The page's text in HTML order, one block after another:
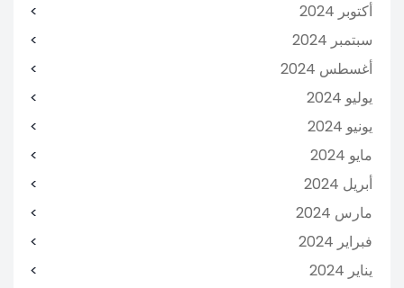
أكتوبر 2024
سبتمبر 2024
أغسطس 2024
يوليو 2024
يونيو 2024
مايو 2024
أبريل 2024
مارس 2024
فبراير 2024
يناير 2024